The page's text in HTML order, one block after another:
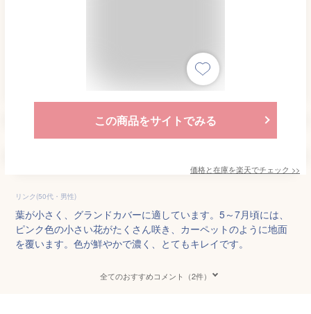
この商品をサイトでみる
価格と在庫を楽天でチェック >>
リンク(50代・男性)
葉が小さく、グランドカバーに適しています。5～7月頃には、
ピンク色の小さい花がたくさん咲き、カーペットのように地面
を覆います。色が鮮やかで濃く、とてもキレイです。
全てのおすすめコメント（2件）